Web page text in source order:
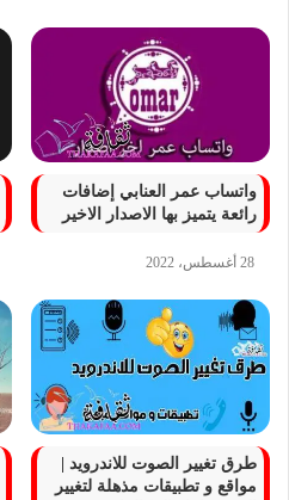
واتساب عمر العنابي إضافات
رائعة يتميز بها الاصدار الاخير
28 أغسطس، 2022
طرق تغيير الصوت للاندرويد |
مواقع و تطبيقات مذهلة لتغيير